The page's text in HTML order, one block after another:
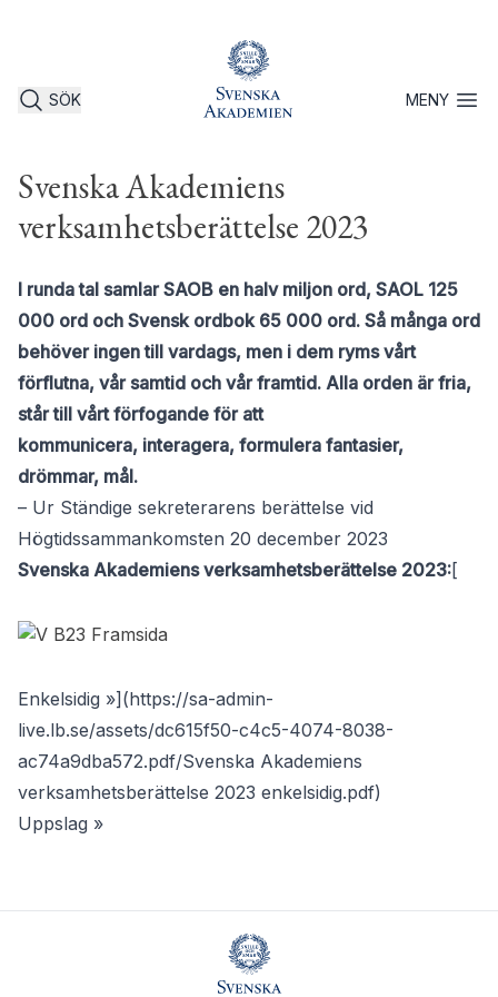
SÖK MENYÖppna
Svenska Akademiens
verksamhetsberättelse 2023
I runda tal samlar SAOB en halv miljon ord, SAOL 125
000 ord och Svensk ordbok 65 000 ord. Så många ord
behöver ingen till vardags, men i dem ryms vårt
förflutna, vår samtid och vår framtid. Alla orden är fria,
står till vårt förfogande för att
kommunicera, interagera, formulera fantasier,
drömmar, mål.
– Ur Ständige sekreterarens berättelse vid
Högtidssammankomsten 20 december 2023
Svenska Akademiens verksamhetsberättelse 2023:[
Enkelsidig »](https://sa-admin-
live.lb.se/assets/dc615f50-c4c5-4074-8038-
ac74a9dba572.pdf/Svenska Akademiens
verksamhetsberättelse 2023 enkelsidig.pdf)
Uppslag »